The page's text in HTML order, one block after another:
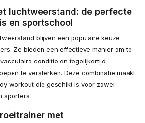
luchtweerstand: de perfecte
en sportschool
blijven een populaire keuze
Ze bieden een effectieve manier om te
conditie en tegelijkertijd
te versterken. Deze combinatie maakt
workout die geschikt is voor zowel
sporters.
met